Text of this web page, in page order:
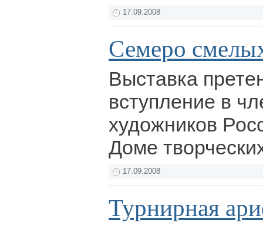
17.09.2008
Семеро
Выставка
вступление в
художников
Доме
17.09.2008
Турнирная